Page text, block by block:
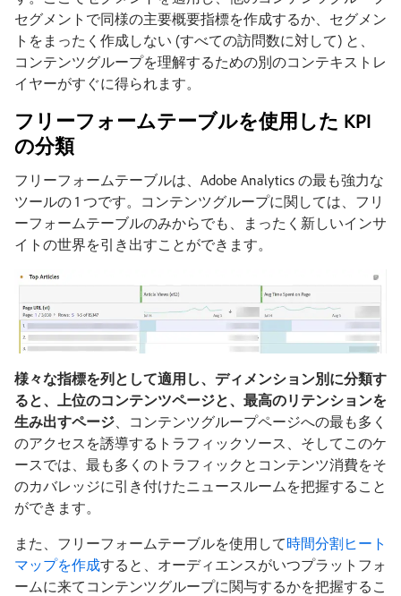
セグメントで同様の主要概要指標を作成するか、セグメン
トをまったく作成しない (すべての訪問数に対して) と、
コンテンツグループを理解するための別のコンテキストレ
イヤーがすぐに得られます。
フリーフォームテーブルを使用した KPI
の分類
フリーフォームテーブルは、Adobe Analytics の最も強力な
ツールの 1 つです。コンテンツグループに関しては、フリ
ーフォームテーブルのみからでも、まったく新しいインサ
イトの世界を引き出すことができます。
様々な指標を列として適用し、ディメンション別に分類す
ると、上位のコンテンツページと、最高のリテンションを
生み出すページ 、コンテンツグループページへの最も多く
のアクセスを誘導するトラフィックソース、そしてこのケ
ースでは、最も多くのトラフィックとコンテンツ消費をそ
のカバレッジに引き付けたニュースルームを把握すること
ができます。
また、フリーフォームテーブルを使用して時間分割ヒート
マップを作成すると、オーディエンスがいつプラットフォ
ームに来てコンテンツグループに関与するかを把握するこ